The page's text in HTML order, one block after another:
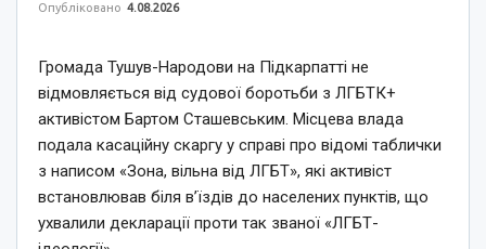
Опубліковано 4.08.2026
Громада Тушув-Народови на Підкарпатті не
відмовляється від судової боротьби з ЛГБТК+
активістом Бартом Сташевським. Місцева влада
подала касаційну скаргу у справі про відомі таблички
з написом «Зона, вільна від ЛГБТ», які активіст
встановлював біля в’їздів до населених пунктів, що
ухвалили декларації проти так званої «ЛГБТ-